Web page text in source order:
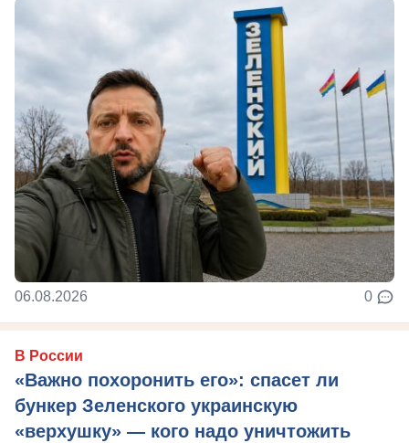
06.08.2026 0
В России
«Важно похоронить его»: спасет ли
бункер Зеленского украинскую
«верхушку» — кого надо уничтожить